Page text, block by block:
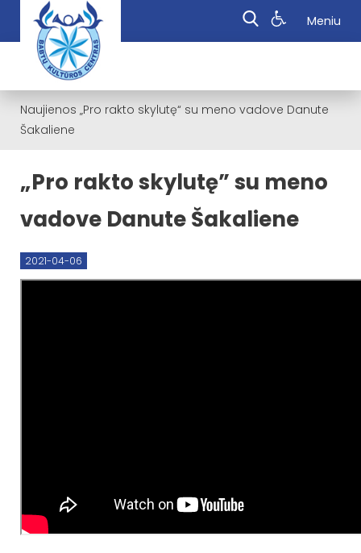
Meniu
Naujienos „Pro rakto skylutę“ su meno vadove Danute
Šakaliene
„Pro rakto skylutę” su meno
vadove Danute Šakaliene
2021-04-06